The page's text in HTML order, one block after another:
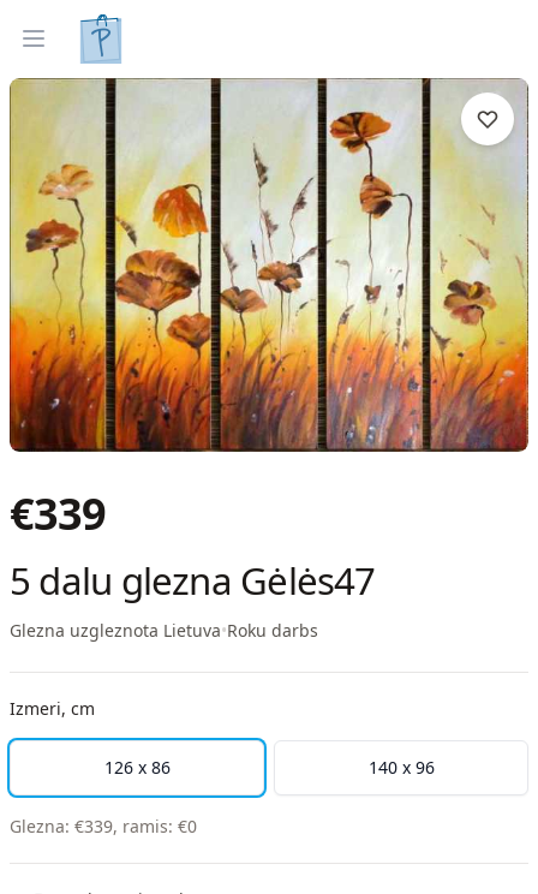
Open menu
Gleznas Izveleties pec interjera
€339
5 dalu glezna Gėlės47
Glezna uzgleznota Lietuva•Roku darbs
Izmeri, cm
126 x 86 140 x 96
Glezna: €339, ramis: €0